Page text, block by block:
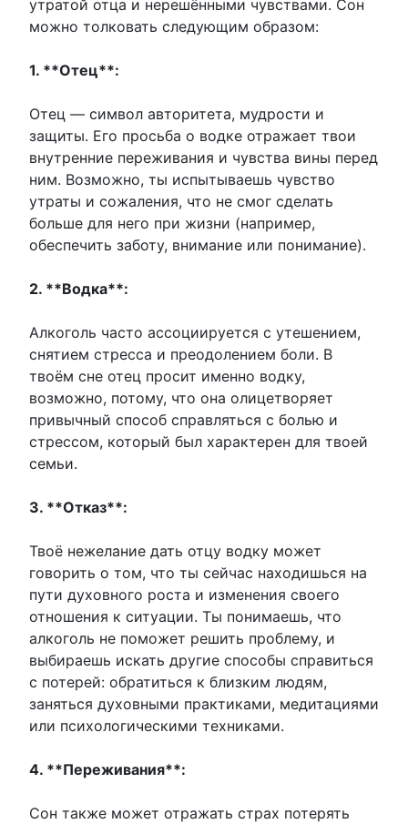
утратой отца и нерешёнными чувствами. Сон
можно толковать следующим образом:
1. **Отец**:
Отец — символ авторитета, мудрости и
защиты. Его просьба о водке отражает твои
внутренние переживания и чувства вины перед
ним. Возможно, ты испытываешь чувство
утраты и сожаления, что не смог сделать
больше для него при жизни (например,
обеспечить заботу, внимание или понимание).
2. **Водка**:
Алкоголь часто ассоциируется с утешением,
снятием стресса и преодолением боли. В
твоём сне отец просит именно водку,
возможно, потому, что она олицетворяет
привычный способ справляться с болью и
стрессом, который был характерен для твоей
семьи.
3. **Отказ**:
Твоё нежелание дать отцу водку может
говорить о том, что ты сейчас находишься на
пути духовного роста и изменения своего
отношения к ситуации. Ты понимаешь, что
алкоголь не поможет решить проблему, и
выбираешь искать другие способы справиться
с потерей: обратиться к близким людям,
заняться духовными практиками, медитациями
или психологическими техниками.
4. **Переживания**:
Сон также может отражать страх потерять